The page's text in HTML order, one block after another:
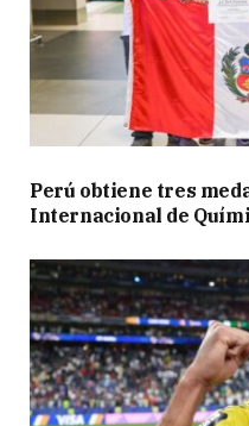
Perú obtiene tres
Internacional de